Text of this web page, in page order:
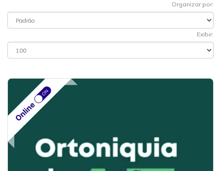
Organizar por:
Exibir: